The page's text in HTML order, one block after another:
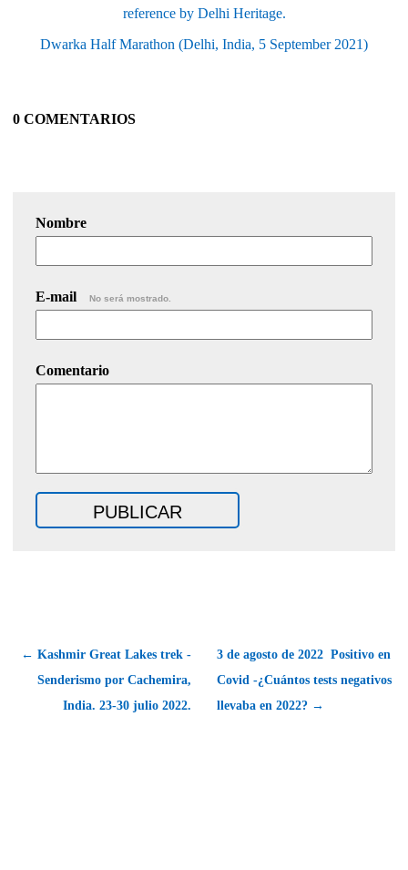
reference by Delhi Heritage.
Dwarka Half Marathon (Delhi, India, 5 September 2021)
0 COMENTARIOS
Nombre
E-mail No será mostrado.
Comentario
← Kashmir Great Lakes trek -
Senderismo por Cachemira,
India. 23-30 julio 2022.
3 de agosto de 2022  Positivo en
Covid -¿Cuántos tests negativos
llevaba en 2022? →